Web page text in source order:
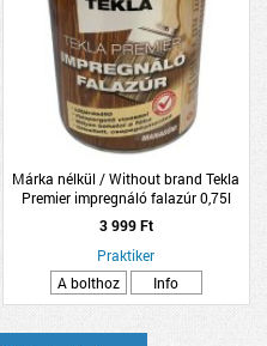
Márka nélkül / Without brand Tekla
Premier impregnáló falazúr 0,75l
mahagóni
3 999 Ft
Praktiker
A bolthoz
Info